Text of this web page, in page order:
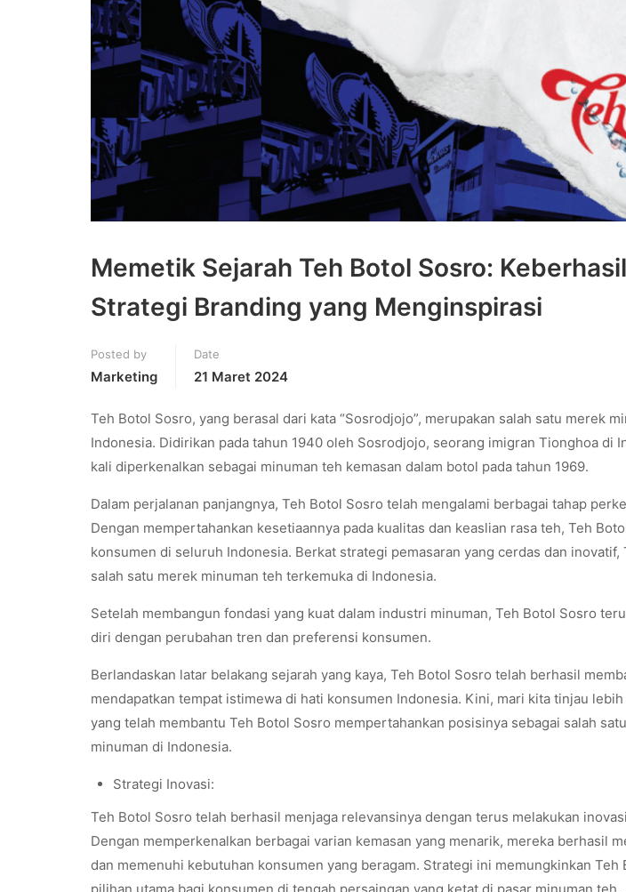
Memetik Sejarah Teh Botol Sosro:
Strategi Branding yang Menginspirasi
Posted by
Marketing
Date
21 Maret 2024
Teh Botol Sosro, yang berasal dari kata “Sosrodjojo”, merupakan salah satu merek
Indonesia. Didirikan pada tahun 1940 oleh Sosrodjojo, seorang imigran Tionghoa di
kali diperkenalkan sebagai minuman teh kemasan dalam botol pada tahun 1969.
Dalam perjalanan panjangnya, Teh Botol Sosro telah mengalami berbagai tahap
Dengan mempertahankan kesetiaannya pada kualitas dan keaslian rasa teh, Teh
konsumen di seluruh Indonesia. Berkat strategi pemasaran yang cerdas dan
salah satu merek minuman teh terkemuka di Indonesia.
Setelah membangun fondasi yang kuat dalam industri minuman, Teh Botol Sosro
diri dengan perubahan tren dan preferensi konsumen.
Berlandaskan latar belakang sejarah yang kaya, Teh Botol Sosro telah berhasil
mendapatkan tempat istimewa di hati konsumen Indonesia. Kini, mari kita tinjau
yang telah membantu Teh Botol Sosro mempertahankan posisinya sebagai salah
minuman di Indonesia.
Strategi Inovasi:
Teh Botol Sosro telah berhasil menjaga relevansinya dengan terus melakukan
Dengan memperkenalkan berbagai varian kemasan yang menarik, mereka berhasil
dan memenuhi kebutuhan konsumen yang beragam. Strategi ini memungkinkan
pilihan utama bagi konsumen di tengah persaingan yang ketat di pasar minuman teh.